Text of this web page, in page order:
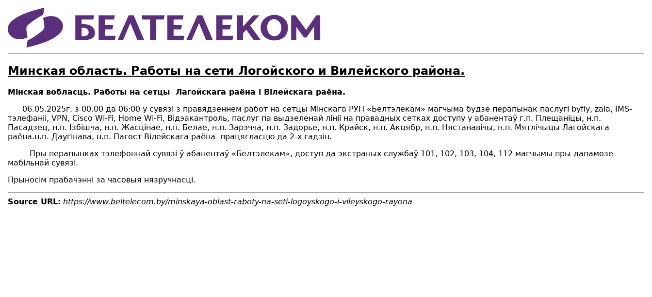
Минская область. Работы на сети Логойского и Вилейского района.
Мінская вобласць. Работы на сетцы Лагойскага раёна i Вiлейскага раёна.
06.05.2025г. з 00.00 да 06:00 у сувязі з правядзеннем работ на сетцы Мінскага РУП «Белтэлекам» магчыма будзе перапынак паслугі byfly, zala, IMS-
тэлефаніі, VPN, Cisco Wi-Fi, Home Wi-Fi, Відэакантроль, паслуг па выдзеленай лініі на правадных сетках доступу у абанентаў г.п. Плещанiцы, н.п.
Пасадзец, н.п. Iзбiшча, н.п. Жасцiнае, н.п. Белае, н.п. Зарэчча, н.п. Задорье, н.п. Крайск, н.п. Акцябр, н.п. Нястанавiчы, н.п. Мятлiчыцы Лагойскага
раёна.н.п. Даугiнава, н.п. Пагост Вiлейскага раёна працягласцю да 2-х гадзiн.
Пры перапынках тэлефоннай сувязі ў абанентаў «Белтэлекам», доступ да экстраных службаў 101, 102, 103, 104, 112 магчымы пры дапамозе
мабільнай сувязі.
Прыносім прабачэнні за часовыя нязручнасці.
Source URL: https://www.beltelecom.by/minskaya-oblast-raboty-na-seti-logoyskogo-i-vileyskogo-rayona